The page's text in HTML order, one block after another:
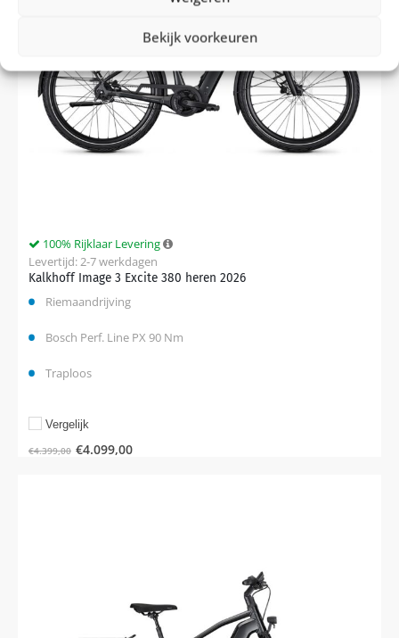
Bekijk voorkeuren
Kalkhoff Image 3 Excite 380 heren 2026
100% Rijklaar Levering
Levertijd: 2-7 werkdagen
Riemaandrijving
Bosch Perf. Line PX 90 Nm
Traploos
€4.399,00 €4.099,00
Vergelijk